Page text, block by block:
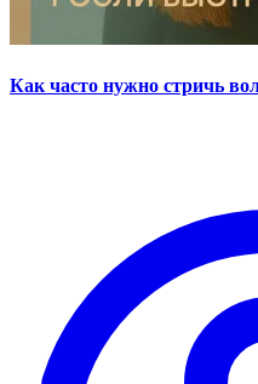
Как часто нужно стричь